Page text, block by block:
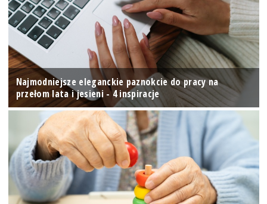
Najmodniejsze eleganckie paznokcie do pracy na
przełom lata i jesieni - 4 inspiracje